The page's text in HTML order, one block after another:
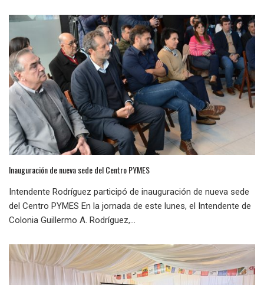
Inauguración de nueva sede del Centro PYMES
Intendente Rodríguez participó de inauguración de nueva sede
del Centro PYMES En la jornada de este lunes, el Intendente de
Colonia Guillermo A. Rodríguez,...